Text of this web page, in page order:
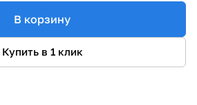
В корзину
Купить в 1 клик